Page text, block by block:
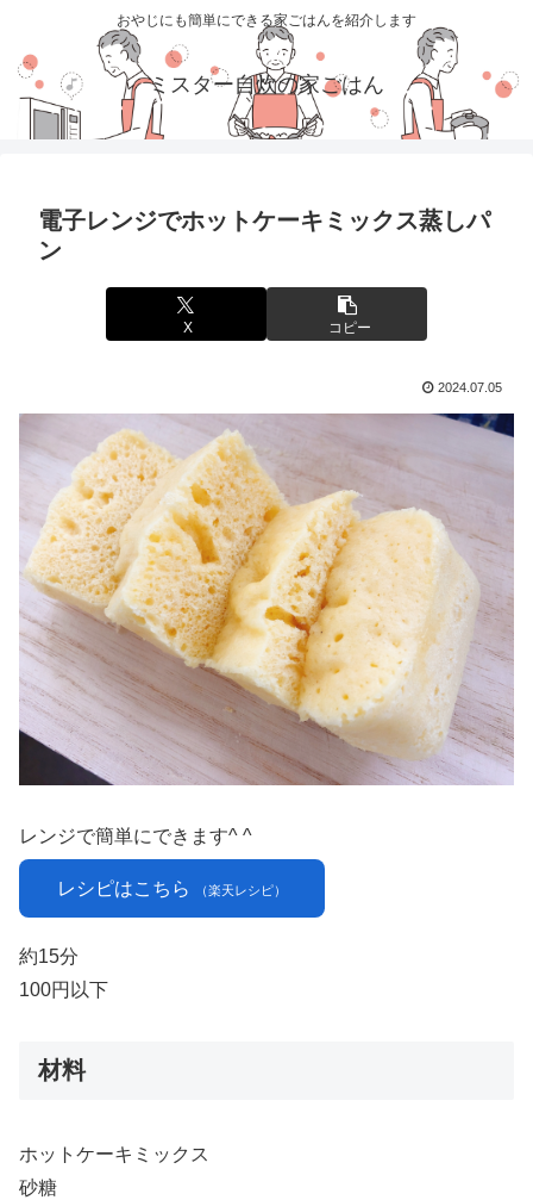
おやじにも簡単にできる家ごはんを紹介します
ミスター自炊の家ごはん
電子レンジでホットケーキミックス蒸しパ
ン
X コピー
2024.07.05
レンジで簡単にできます^ ^
レシピはこちら （楽天レシピ）
約15分
100円以下
材料
ホットケーキミックス
砂糖